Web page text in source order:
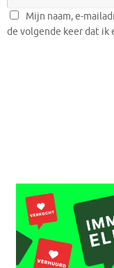
Mijn naam, e-
de volgende keer dat ik